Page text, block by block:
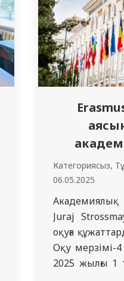
Категориясыз,
06.05.2025
Juraj
оқуға
Оқу мерзімі-
2025 жылғы 1